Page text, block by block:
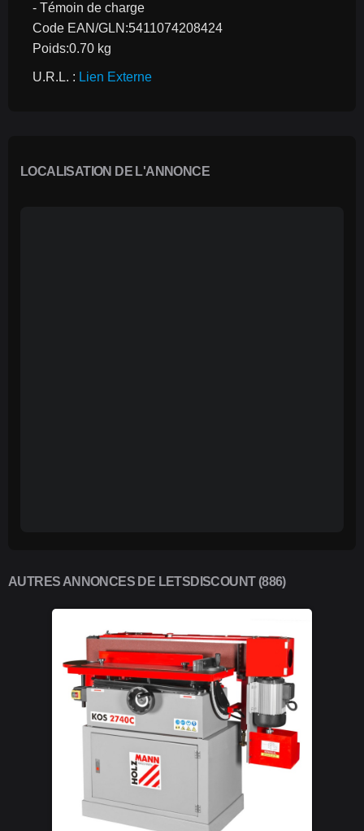
- Témoin de charge
Code EAN/GLN:5411074208424
Poids:0.70 kg
U.R.L. : Lien Externe
LOCALISATION DE L'ANNONCE
AUTRES ANNONCES DE LETSDISCOUNT (886)